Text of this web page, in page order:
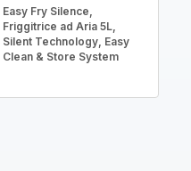
Easy Fry Silence,
Friggitrice ad Aria 5L,
Silent Technology, Easy
Clean & Store System